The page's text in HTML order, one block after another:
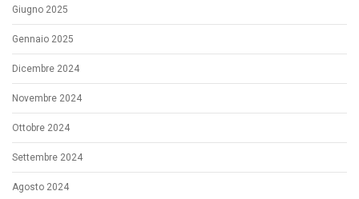
Giugno 2025
Gennaio 2025
Dicembre 2024
Novembre 2024
Ottobre 2024
Settembre 2024
Agosto 2024